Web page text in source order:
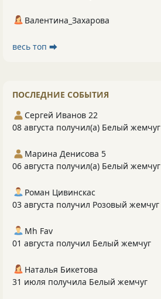
Валентина_Захарова
весь топ ⮕
ПОСЛЕДНИЕ СОБЫТИЯ
Сергей Иванов 22
08 августа получил(а) Белый жемчуг
Марина Денисова 5
06 августа получил(а) Белый жемчуг
Роман Цивинскас
03 августа получил Розовый жемчуг
Mh Fav
01 августа получил Белый жемчуг
Наталья Бикетова
31 июля получила Белый жемчуг